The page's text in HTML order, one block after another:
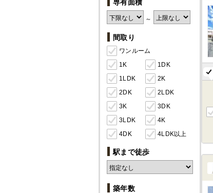
専有面積
～
間取り
ワンルーム
1K
1DK
1LDK
2K
2DK
2LDK
3K
3DK
3LDK
4K
4DK
4LDK以上
駅まで徒歩
築年数